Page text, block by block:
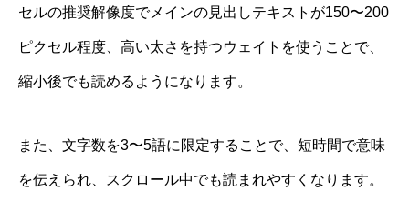
セルの推奨解像度でメインの見出しテキストが150〜200
ピクセル程度、高い太さを持つウェイトを使うことで、
縮小後でも読めるようになります。
また、文字数を3〜5語に限定することで、短時間で意味
を伝えられ、スクロール中でも読まれやすくなります。